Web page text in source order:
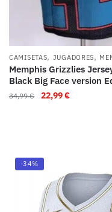
CAMISETAS, JUGADORES,
Memphis Grizzlies
Black Big Face version
34,99€ 22,99€
-34%